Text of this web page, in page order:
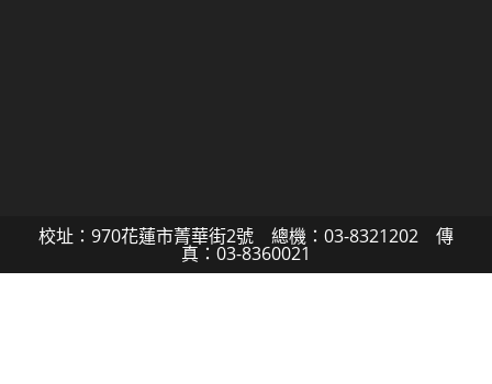
校址：970花蓮市菁華街2號 總機：03-8321202 傳
真：03-8360021